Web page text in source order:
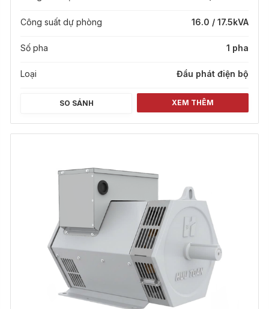
Công suất dự phòng 16.0 / 17.5kVA
Số pha 1 pha
Loại Đầu phát điện bộ
SO SÁNH XEM THÊM